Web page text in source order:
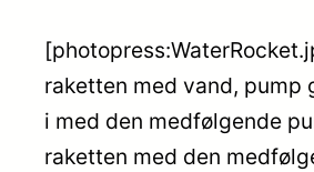
raketten med vand, pump
i med den medfølgende
raketten med den